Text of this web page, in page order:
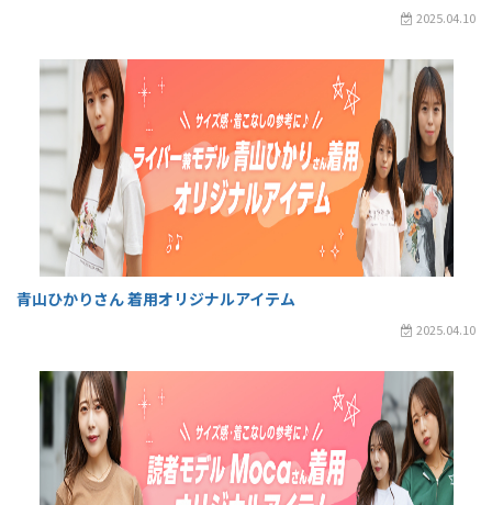
2025.04.10
青山ひかりさん 着用オリジナルアイテム
2025.04.10